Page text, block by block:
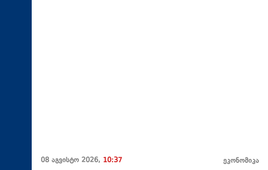
08 აგვისტო 2026, 10:37 ეკონომიკა